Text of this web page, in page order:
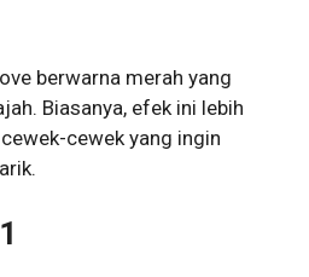
berwarna merah yang
Biasanya, efek ini lebih
cewek yang ingin